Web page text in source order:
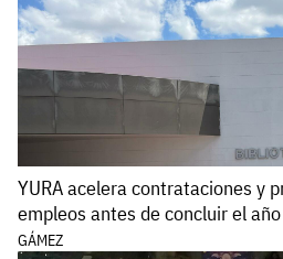
YURA acelera contrataciones y
empleos antes de concluir el
GÁMEZ